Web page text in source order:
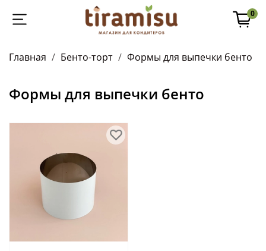
0
Главная Бенто-торт Формы для выпечки бенто
Формы для выпечки бенто